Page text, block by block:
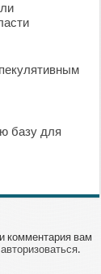
базу для
комментария вам
авторизоваться.